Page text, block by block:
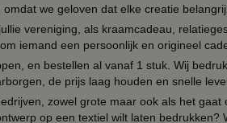
we geloven dat elke creatie
vereniging, als kraamcadeau,
iemand een persoonlijk en origineel
en bestellen al vanaf 1 stuk. Wij
de prijs laag houden en snelle
zowel grote maar ook als het gaat
op een textiel wilt laten bedrukken?